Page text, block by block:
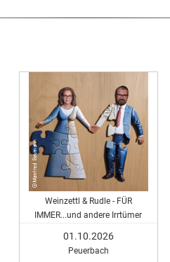
Weinzettl & Rudle - FÜR
IMMER...und andere Irrtümer
01.10.2026
Peuerbach